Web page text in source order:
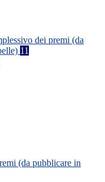
dei premi (da
11
(da pubblicare in